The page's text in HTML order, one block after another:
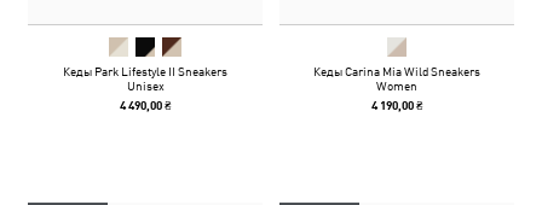
Кеды Park Lifestyle II Sneakers
Unisex
4 490,00 ₴
Кеды Carina Mia Wild Sneakers
Women
4 190,00 ₴